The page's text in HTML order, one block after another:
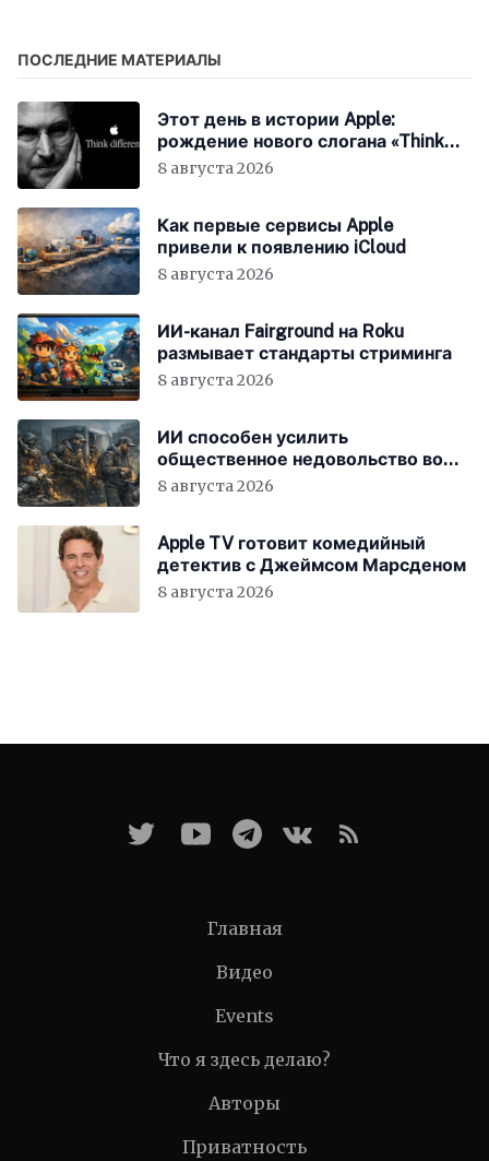
ПОСЛЕДНИЕ МАТЕРИАЛЫ
Этот день в истории Apple:
рождение нового слогана «Think
Different»
8 августа 2026
Как первые сервисы Apple
привели к появлению iCloud
8 августа 2026
ИИ-канал Fairground на Roku
размывает стандарты стриминга
8 августа 2026
ИИ способен усилить
общественное недовольство во
всём мире
8 августа 2026
Apple TV готовит комедийный
детектив с Джеймсом Марсденом
8 августа 2026
Главная
Видео
Events
Что я здесь делаю?
Авторы
Приватность